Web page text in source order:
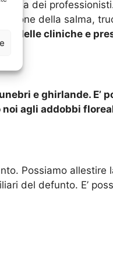
a dei
della salma,
delle cliniche e
e ghirlande. E’
agli addobbi
Possiamo allestire
del defunto. E’